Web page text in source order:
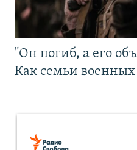
"Он погиб, а его
Как семьи